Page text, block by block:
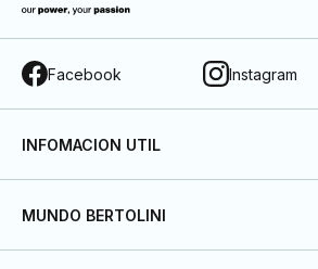
Facebook Instagram
INFOMACION UTIL
MUNDO BERTOLINI